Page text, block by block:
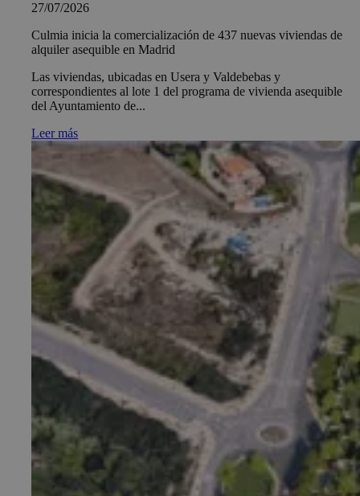
27/07/2026
Culmia inicia la comercialización de 437 nuevas viviendas de
alquiler asequible en Madrid
Las viviendas, ubicadas en Usera y Valdebebas y
correspondientes al lote 1 del programa de vivienda asequible
del Ayuntamiento de...
Leer más